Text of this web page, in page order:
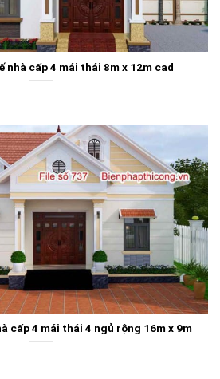
nhà cấp 4 mái thái 8m x 12m cad
cấp 4 mái thái 4 ngủ rộng 16m x 9m